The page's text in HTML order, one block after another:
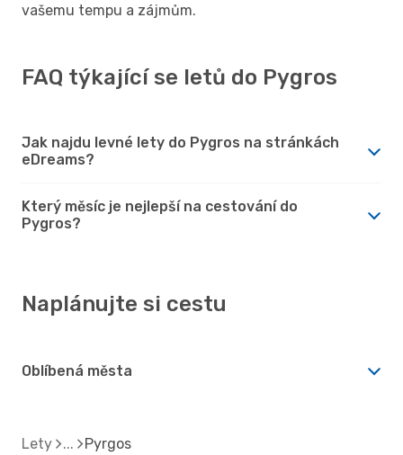
vašemu tempu a zájmům.
FAQ týkající se letů do Pygros
Jak najdu levné lety do Pygros na stránkách
eDreams?
Který měsíc je nejlepší na cestování do
Pygros?
Naplánujte si cestu
Oblíbená města
Lety Pyrgos